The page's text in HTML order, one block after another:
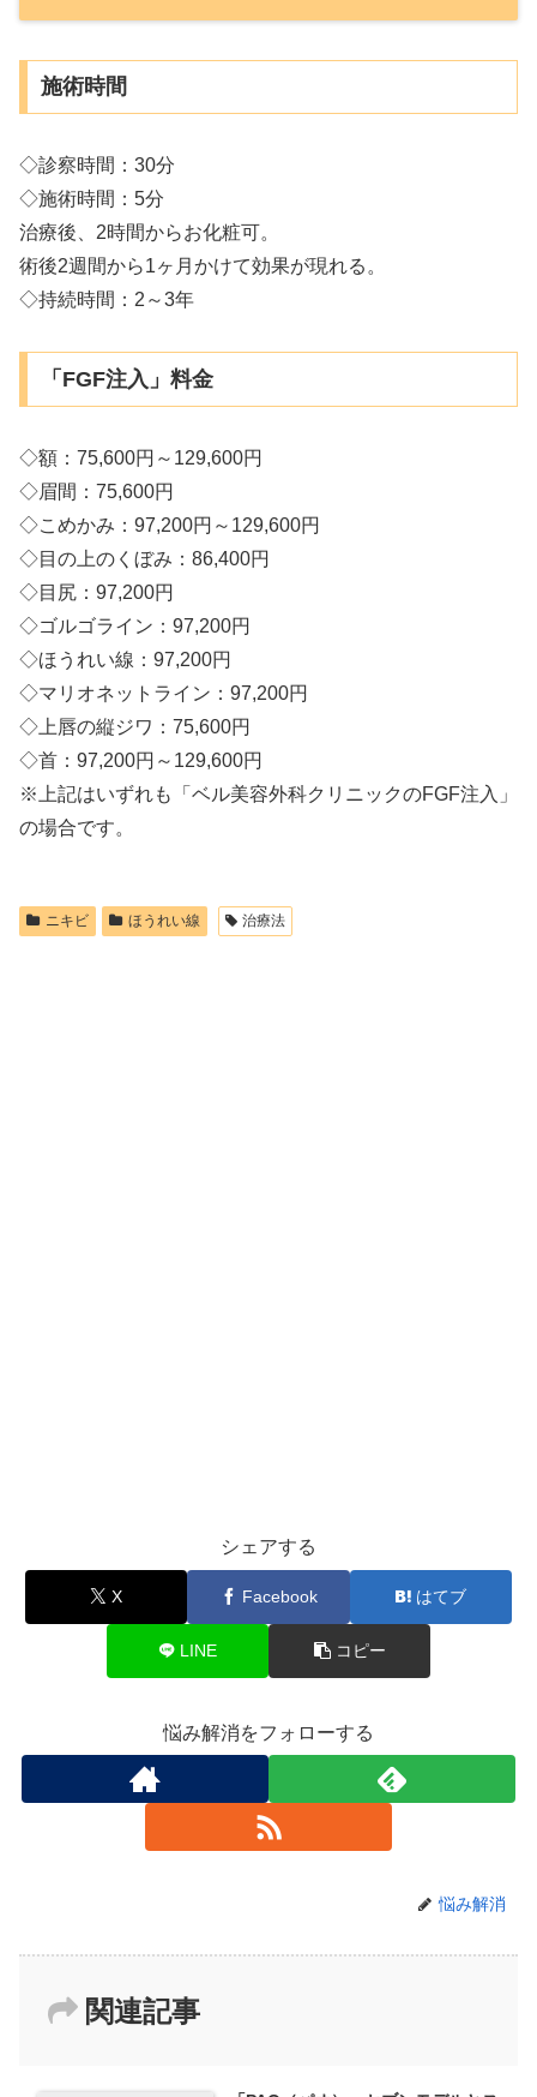
施術時間
◇診察時間：30分
◇施術時間：5分
治療後、2時間からお化粧可。
術後2週間から1ヶ月かけて効果が現れる。
◇持続時間：2～3年
「FGF注入」料金
◇額：75,600円～129,600円
◇眉間：75,600円
◇こめかみ：97,200円～129,600円
◇目の上のくぼみ：86,400円
◇目尻：97,200円
◇ゴルゴライン：97,200円
◇ほうれい線：97,200円
◇マリオネットライン：97,200円
◇上唇の縦ジワ：75,600円
◇首：97,200円～129,600円
※上記はいずれも「ベル美容外科クリニックのFGF注入」
の場合です。
ニキビ ほうれい線 治療法
シェアする
X Facebook はてブ
LINE コピー
悩み解消をフォローする
悩み解消
関連記事